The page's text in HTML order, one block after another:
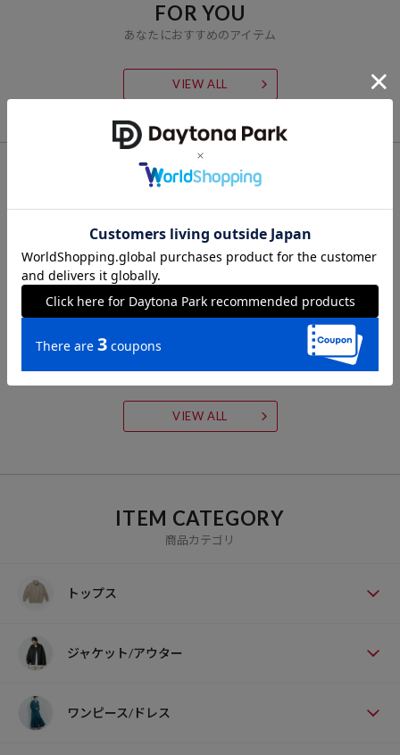
FOR YOU
あなたにおすすめのアイテム
VIEW ALL
CHECK LIST
最近チェックした商品
VIEW ALL
ITEM CATEGORY
商品カテゴリ
トップス
ジャケット/アウター
ワンピース/ドレス